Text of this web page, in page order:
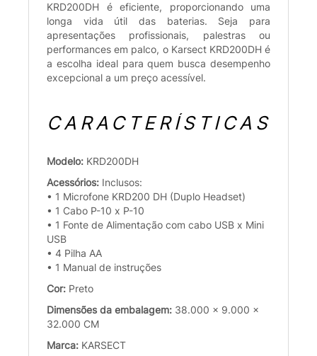
KRD200DH é eficiente, proporcionando uma
longa vida útil das baterias. Seja para
apresentações profissionais, palestras ou
performances em palco, o Karsect KRD200DH é
a escolha ideal para quem busca desempenho
excepcional a um preço acessível.
CARACTERÍSTICAS
Modelo: KRD200DH
Acessórios: Inclusos:
• 1 Microfone KRD200 DH (Duplo Headset)
• 1 Cabo P-10 x P-10
• 1 Fonte de Alimentação com cabo USB x Mini
USB
• 4 Pilha AA
• 1 Manual de instruções
Cor: Preto
Dimensões da embalagem: 38.000 x 9.000 x
32.000 CM
Marca: KARSECT